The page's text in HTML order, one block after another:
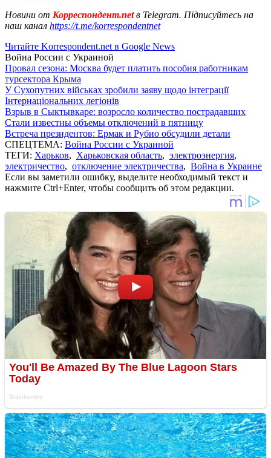
Новини от Корреспондент.netв Telegram. Підписуйтесь на
наш канал https://t.me/korrespondentnet
Читайте Korrespondent.net в Google News
Война России с Украиной
Провал сезона: Москва будет платить пособия работникам
турсектора Крыма
У Сухопутних військах зробили заяву щодо інтеграції
Інтернаціональних легіонів
Взрыв в Сыктывкаре: возросло количество пострадавших
Стали известны объемы отключений в пятницу
Встреча президентов: Ермак и Рубио обсудили детали
СПЕЦТЕМА: Война России с Украиной
ТЕГИ: Харьков, Харьковская область, электроэнергия,
электричество, отключение электричества, Война в Украине
Если вы заметили ошибку, выделите необходимый текст и
нажмите Ctrl+Enter, чтобы сообщить об этом редакции.